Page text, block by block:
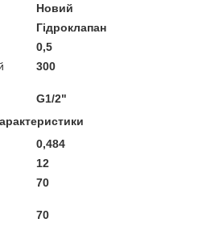
Новий
Гідроклапан
0,5
300
G1/2"
0,484
12
70
70